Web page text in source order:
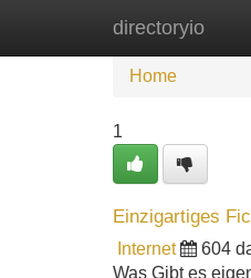
directoryio
Home
Home
1
Einzigartiges
Internet 604
Was Gibt es